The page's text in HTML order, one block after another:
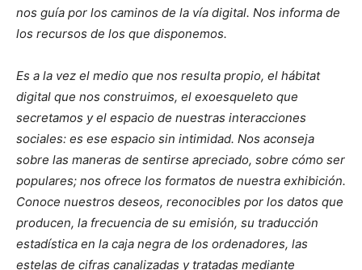
nos guía por los caminos de la vía digital. Nos informa de
los recursos de los que disponemos.
Es a la vez el medio que nos resulta propio, el hábitat
digital que nos construimos, el exoesqueleto que
secretamos y el espacio de nuestras interacciones
sociales: es ese espacio sin intimidad. Nos aconseja
sobre las maneras de sentirse apreciado, sobre cómo ser
populares; nos ofrece los formatos de nuestra exhibición.
Conoce nuestros deseos, reconocibles por los datos que
producen, la frecuencia de su emisión, su traducción
estadística en la caja negra de los ordenadores, las
estelas de cifras canalizadas y tratadas mediante